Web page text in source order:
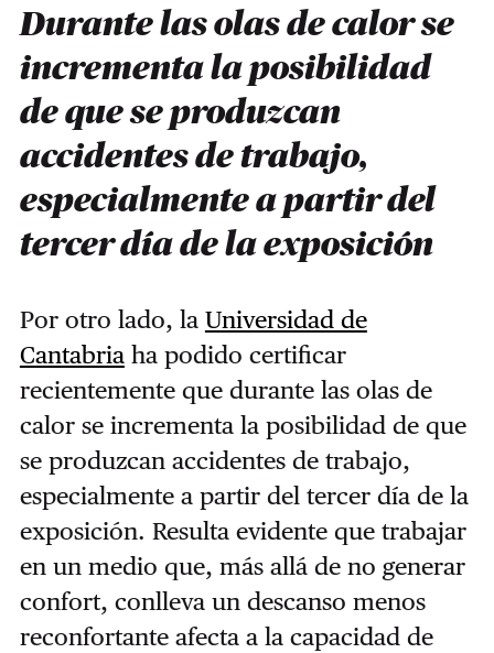
Durante las olas de calor se
incrementa la posibilidad
de que se produzcan
accidentes de trabajo,
especialmente a partir del
tercer día de la exposición
Por otro lado, la Universidad de
Cantabriaha podido certificar
recientemente que durante las olas de
calor se incrementa la posibilidad de que
se produzcan accidentes de trabajo,
especialmente a partir del tercer día de la
exposición. Resulta evidente que trabajar
en un medio que, más allá de no generar
confort, conlleva un descanso menos
reconfortante afecta a la capacidad de